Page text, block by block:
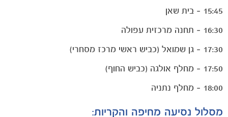
15:45 – בית שאן
16:30 – תחנה מרכזית עפולה
17:30 – גן שמואל (כביש ראשי מרכז מסחרי)
17:50 – מחלף אולגה (כביש החוף)
18:00 – מחלף נתניה
מסלול נסיעה מחיפה והקריות: